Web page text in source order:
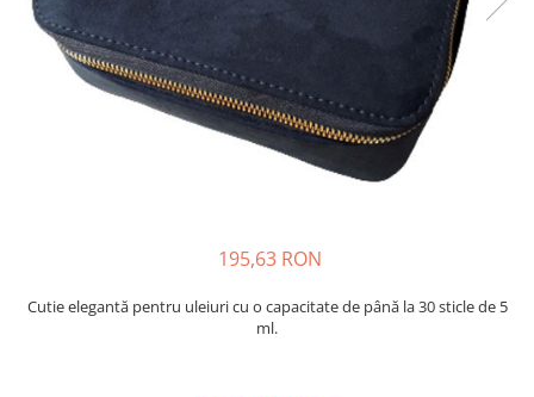
195,63 RON
Cutie elegantă pentru uleiuri cu o capacitate de până la 30 sticle de 5
ml.